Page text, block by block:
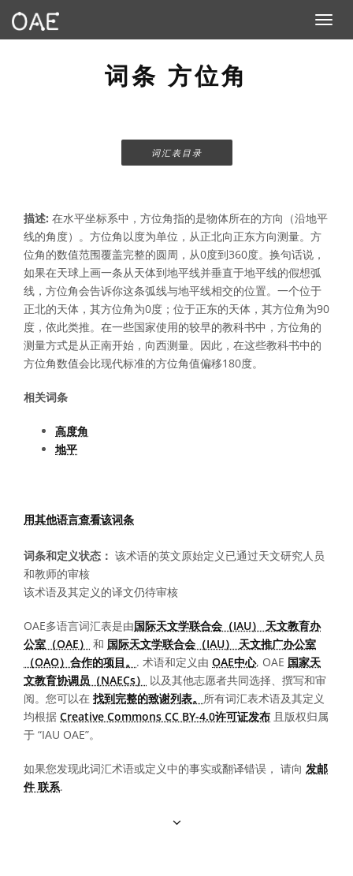
Toggle
词条 方位角
词汇表目录
描述: 在水平坐标系中，方位角指的是物体所在的方向（沿地平
线的角度）。方位角以度为单位，从正北向正东方向测量。方
位角的数值范围覆盖完整的圆周，从0度到360度。换句话说，
如果在天球上画一条从天体到地平线并垂直于地平线的假想弧
线，方位角会告诉你这条弧线与地平线相交的位置。一个位于
正北的天体，其方位角为0度；位于正东的天体，其方位角为90
度，依此类推。在一些国家使用的较早的教科书中，方位角的
测量方式是从正南开始，向西测量。因此，在这些教科书中的
方位角数值会比现代标准的方位角值偏移180度。
相关词条
高度角
地平
用其他语言查看该词条
词条和定义状态： 该术语的英文原始定义已通过天文研究人员
和教师的审核
该术语及其定义的译文仍待审核
OAE多语言词汇表是由国际天文学联合会（IAU） 天文教育办
公室（OAE）
和 国际天文学联合会（IAU） 天文推广办公室
（OAO）合作的项目。 . 术语和定义由 OAE中心, OAE 国家天
文教育协调员（NAECs）
以及其他志愿者共同选择、撰写和审
阅。您可以在 找到完整的致谢列表。 所有词汇表术语及其定义
均根据 Creative Commons CC BY-4.0许可证发布 且版权归属
于 “IAU OAE”。
如果您发现此词汇术语或定义中的事实或翻译错误， 请向 发邮
件 联系.